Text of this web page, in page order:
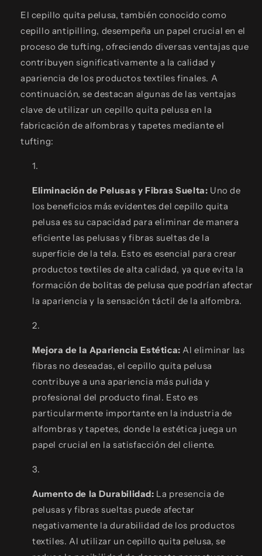
El cepillo quita pelusa, también conocido como
cepillo antipilling, desempeña un papel crucial en el
proceso de tufting, ofreciendo diversas ventajas que
contribuyen significativamente a la calidad y
apariencia de los productos textiles finales. A
continuación, se destacan algunas de las ventajas
clave de utilizar un cepillo quita pelusa en la
fabricación de alfombras y tapetes mediante el
tufting:
Eliminación de Pelusas y Fibras Suelta: Uno de
los beneficios más evidentes del cepillo quita
pelusa es su capacidad para eliminar de manera
eficiente las pelusas y fibras sueltas de la
superficie de la tela. Esto es esencial para crear
productos textiles de alta calidad, ya que evita la
formación de bolitas de pelusa que podrían afectar
la apariencia y la sensación táctil de la alfombra.
Mejora de la Apariencia Estética: Al eliminar las
fibras no deseadas, el cepillo quita pelusa
contribuye a una apariencia más pulida y
profesional del producto final. Esto es
particularmente importante en la industria de
alfombras y tapetes, donde la estética juega un
papel crucial en la satisfacción del cliente.
Aumento de la Durabilidad: La presencia de
pelusas y fibras sueltas puede afectar
negativamente la durabilidad de los productos
textiles. Al utilizar un cepillo quita pelusa, se